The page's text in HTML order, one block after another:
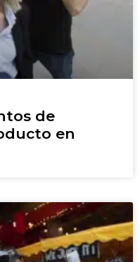
de
en